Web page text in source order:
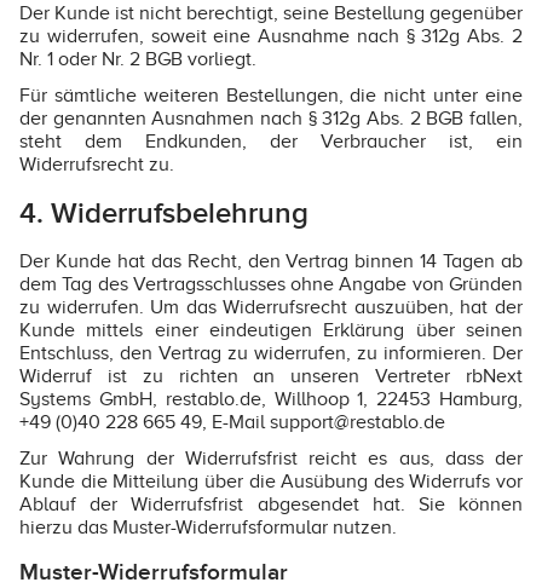
Der Kunde ist nicht berechtigt, seine Bestellung gegenüber
zu widerrufen, soweit eine Ausnahme nach § 312g Abs. 2
Nr. 1 oder Nr. 2 BGB vorliegt.
Für sämtliche weiteren Bestellungen, die nicht unter eine
der genannten Ausnahmen nach § 312g Abs. 2 BGB fallen,
steht dem Endkunden, der Verbraucher ist, ein
Widerrufsrecht zu.
4. Widerrufsbelehrung
Der Kunde hat das Recht, den Vertrag binnen 14 Tagen ab
dem Tag des Vertragsschlusses ohne Angabe von Gründen
zu widerrufen. Um das Widerrufsrecht auszuüben, hat der
Kunde mittels einer eindeutigen Erklärung über seinen
Entschluss, den Vertrag zu widerrufen, zu informieren. Der
Widerruf ist zu richten an unseren Vertreter rbNext
Systems GmbH, restablo.de, Willhoop 1, 22453 Hamburg,
+49 (0)40 228 665 49, E-Mail support@restablo.de
Zur Wahrung der Widerrufsfrist reicht es aus, dass der
Kunde die Mitteilung über die Ausübung des Widerrufs vor
Ablauf der Widerrufsfrist abgesendet hat. Sie können
hierzu das Muster-Widerrufsformular nutzen.
Muster-Widerrufsformular